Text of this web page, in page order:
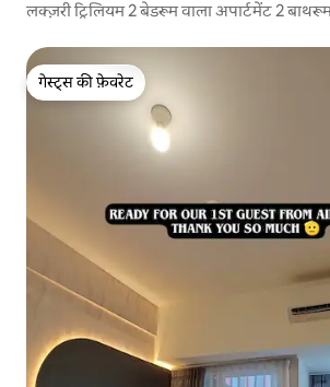
लक्ज़री ट्रिलियम 2 बेडरूम वाला अपार्टमेंट 2
गेस्ट्स की फ़ेवरेट
गेस्ट्स की फ़ेवरेट